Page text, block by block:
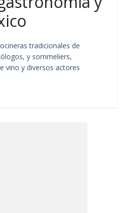
tradicionales de
y sommeliers,
vino y diversos actores